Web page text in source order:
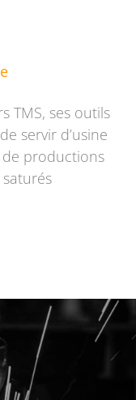
TMS, ses outils
servir d’usine
productions